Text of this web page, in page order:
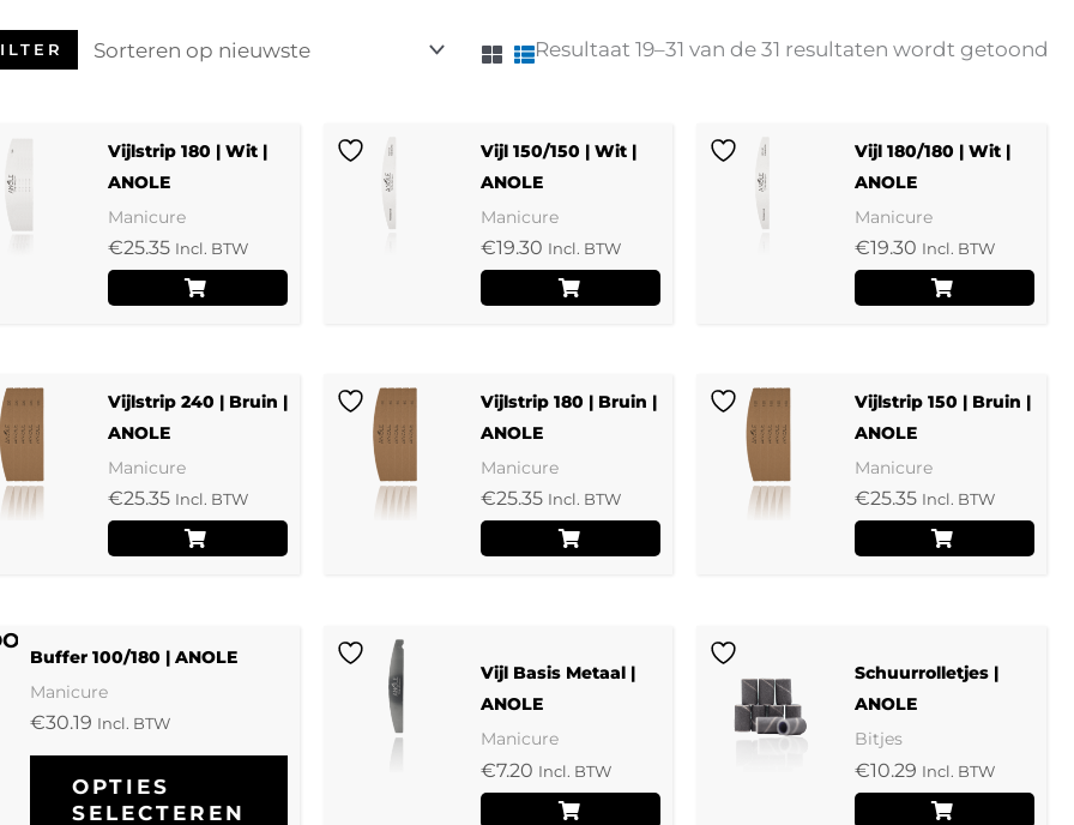
Resultaat 19–31 van de 31 resultaten wordt getoond
Vijlstrip 180 | Wit |
ANOLE
Manicure
€25.35 Incl. BTW
Vijl 150/150 | Wit |
ANOLE
Manicure
€19.30 Incl. BTW
Vijl 180/180 | Wit |
ANOLE
Manicure
€19.30 Incl. BTW
Vijlstrip 240 | Bruin |
ANOLE
Manicure
€25.35 Incl. BTW
Vijlstrip 180 | Bruin |
ANOLE
Manicure
€25.35 Incl. BTW
Vijlstrip 150 | Bruin |
ANOLE
Manicure
€25.35 Incl. BTW
Buffer 100/180 | ANOLE
Manicure
€30.19 Incl. BTW
OPTIES
SELECTEREN
meerdere
Vijl Basis Metaal |
ANOLE
Manicure
€7.20 Incl. BTW
Schuurrolletjes |
ANOLE
Bitjes
€10.29 Incl. BTW